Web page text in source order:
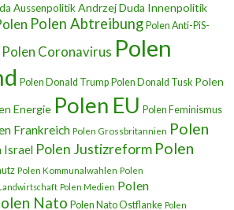
AussenpolitikAndrzej Duda Innenpolitik
Polen Abtreibung Polen Anti-PiS-
Polen Coronavirus Polen
Polen Donald Trump Polen Donald Tusk Polen
Energie Polen EU Polen Feminismus
Frankreich Polen Grossbritannien Polen
Israel Polen Justizreform Polen
Polen Kommunalwahlen Polen
Polen Medien Polen
Nato Polen Nato Ostflanke Polen